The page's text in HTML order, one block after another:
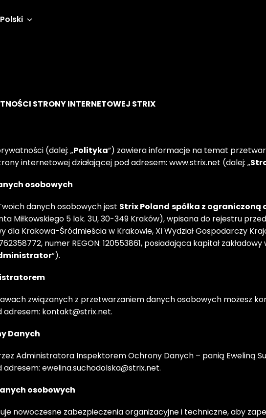
Polski
STRONY INTERNETOWEJ STRIX
(dalej: „Polityka”) zawiera informacje na temat
internetowej działającej pod adresem: www.strix.net (dalej: „
osobowych
danych osobowych jest Strix Poland spółka z
Miłkowskiego 5 lok. 3U, 30-349 Kraków), wpisana do rejestru
dla Krakowa-Śródmieścia w Krakowie, XI Wydział Gospodarczy
numer REGON: 120553861, posiadająca kapitał
”).
związanych z przetwarzaniem danych osobowych możesz
adresem: kontakt@strix.net.
Danych
Administratora Inspektorem Ochrony Danych – panią Eweliną
ewelina.suchodolska@strix.net.
osobowych
nowoczesne zabezpieczenia organizacyjne i techniczne, aby